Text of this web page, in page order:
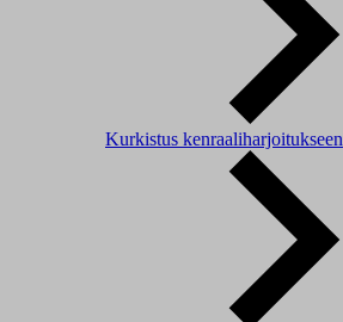
Kurkistus kenraaliharjoitukseen